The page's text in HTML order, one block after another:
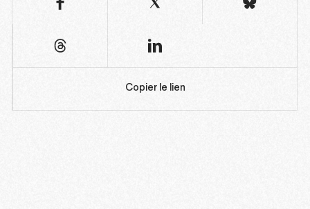
Copier le lien